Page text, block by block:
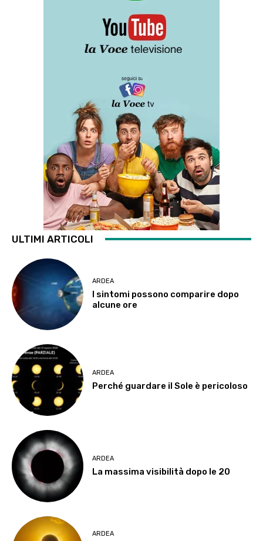
ULTIMI ARTICOLI
ARDEA
I sintomi possono comparire dopo
alcune ore
ARDEA
Perché guardare il Sole è pericoloso
ARDEA
La massima visibilità dopo le 20
ARDEA